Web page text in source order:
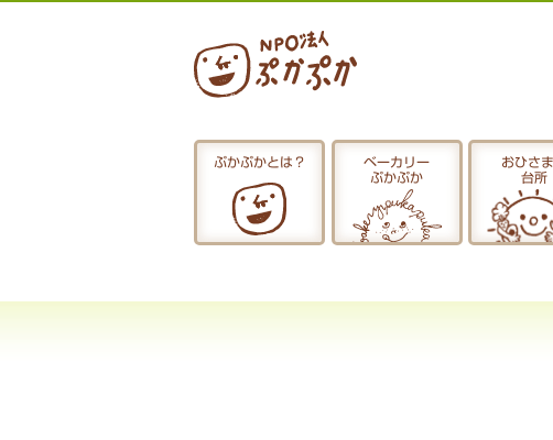
ぷかぷかとは？
ぷかぷかとは？
ベーカリー
ぷかぷか
おひさ
台所